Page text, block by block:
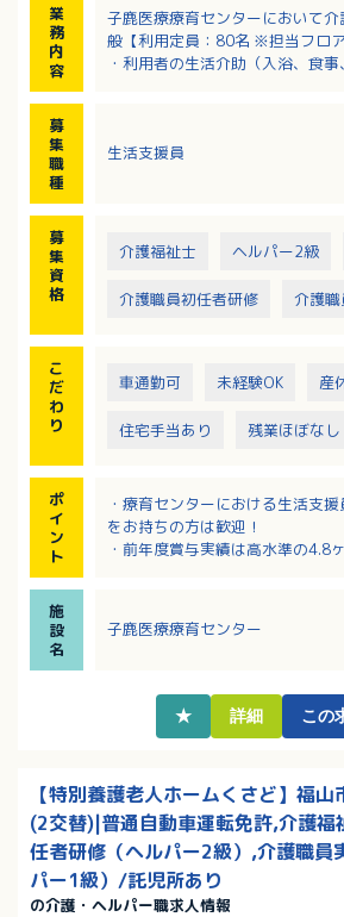
業
務
内
容
子鹿医療療育センターにおいて
般【利用定員：80名 ※
・利用者の生活介助（入浴、食事
募
集
職
種
生活支援員
募
集
資
格
介護福祉士 ヘルパー2級
介護職員初任者研修 介護
こ
だ
わ
り
車通勤可 未経験OK 産
住宅手当あり 残業ほぼなし
ポ
イ
ン
ト
・療育センターにおける生活支
をお持ちの方は歓迎！
・前年度賞与実績は高水準の4.8
当・扶養手当あり。
施
設
名
子鹿医療療育センター
★ 詳細 この
【特別養護老人ホームくさど】福
(2交替)|普通自動車運転免許,介護福
任者研修（ヘルパー2級）,介護職員
パー1級）/託児所あり
の介護・ヘルパー職求人情報